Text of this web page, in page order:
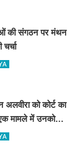
की संगठन पर मंथन
को कोर्ट का
मामले में उनको
है